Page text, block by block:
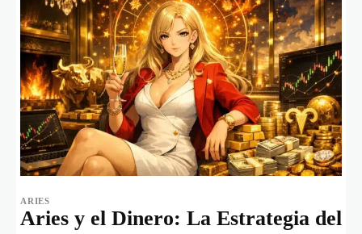
ARIES
Aries y el Dinero: La Estrategia del